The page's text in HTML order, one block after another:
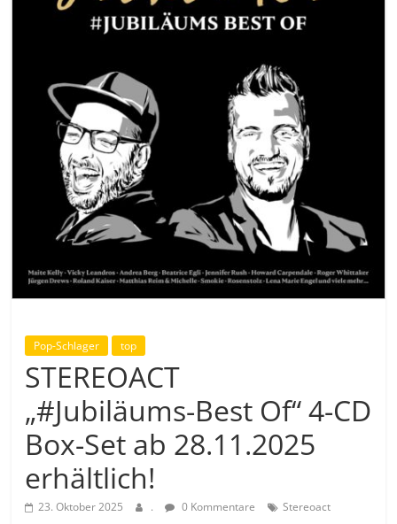
Pop-Schlager top
STEREOACT
„#Jubiläums-Best Of“ 4-CD
Box-Set ab 28.11.2025
erhältlich!
23. Oktober 2025 . 0 Kommentare Stereoact